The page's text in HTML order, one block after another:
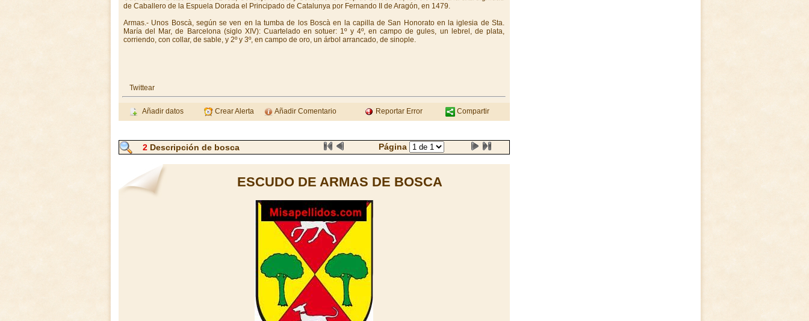
de Caballero de la Espuela Dorada el Principado de Catalunya por Fernando II de Aragón, en 1479.
Armas.- Unos Boscà, según se ven en la tumba de los Boscà en la capilla de San Honorato en la iglesia de Sta.
María del Mar, de Barcelona (siglo XIV): Cuartelado en sotuer: 1º y 4º, en campo de gules, un lebrel, de plata,
corriendo, con collar, de sable, y 2º y 3º, en campo de oro, un árbol arrancado, de sinople.
Twittear
Añadir datos Crear Alerta Añadir Comentario Reportar Error Compartir
2Descripción de bosca Página
ESCUDO DE ARMAS DE BOSCA